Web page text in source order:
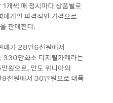
개씩 매 정시마다 상품별로
게만 파격적인 가격으로
판매한다.
가 28만6천원에서
330만화소 디지털카메라는
원으로, 만도 위니아의
천원에서 30만원으로 대폭